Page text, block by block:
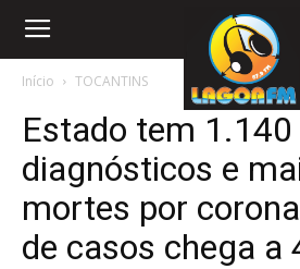
Início TOCANTINS
Estado tem 1.140
diagnósticos e
mortes por
de casos chega a